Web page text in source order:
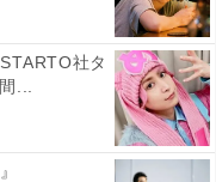
社タ
...